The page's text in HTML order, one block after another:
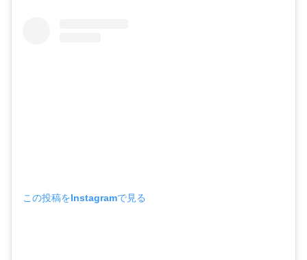
この投稿をInstagramで見る